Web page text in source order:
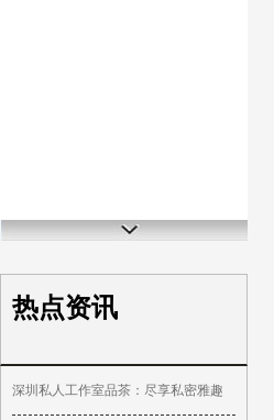
热点资讯
深圳私人工作室品茶：尽享私密雅趣